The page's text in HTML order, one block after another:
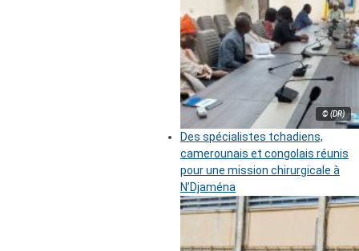
© (DR)
Des spécialistes tchadiens,
camerounais et congolais réunis
pour une mission chirurgicale à
N’Djaména